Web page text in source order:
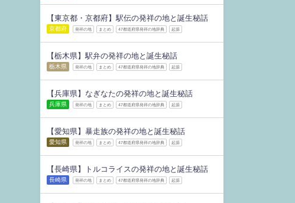
【東京都・京都府】駅伝の発祥の地と誕生秘話
京都府 発祥の地 まとめ 47都道府県発祥の地辞典 起源
【栃木県】駅弁の発祥の地と誕生秘話
栃木県 発祥の地 まとめ 47都道府県発祥の地辞典 起源
【兵庫県】なぎなたの発祥の地と誕生秘話
兵庫県 発祥の地 まとめ 47都道府県発祥の地辞典 起源
【愛知県】暴走族の発祥の地と誕生秘話
愛知県 発祥の地 まとめ 47都道府県発祥の地辞典 起源
【長崎県】トルコライスの発祥の地と誕生秘話
長崎県 発祥の地 まとめ 47都道府県発祥の地辞典 起源